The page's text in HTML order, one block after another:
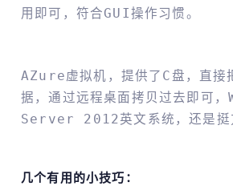
用即可，符合GUI操作习惯。
AZure虚拟机，提供了C盘，直接
据，通过远程桌面拷贝过去即可
Server 2012英文系统，还是挺
几个有用的小技巧：